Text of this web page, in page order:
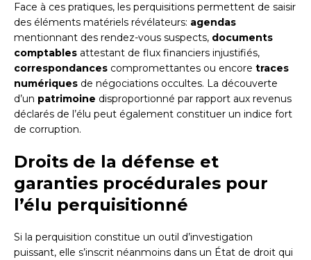
Face à ces pratiques, les perquisitions permettent de saisir
des éléments matériels révélateurs: agendas
mentionnant des rendez-vous suspects, documents
comptables attestant de flux financiers injustifiés,
correspondances compromettantes ou encore traces
numériques de négociations occultes. La découverte
d’un patrimoine disproportionné par rapport aux revenus
déclarés de l’élu peut également constituer un indice fort
de corruption.
Droits de la défense et
garanties procédurales pour
l’élu perquisitionné
Si la perquisition constitue un outil d’investigation
puissant, elle s’inscrit néanmoins dans un État de droit qui